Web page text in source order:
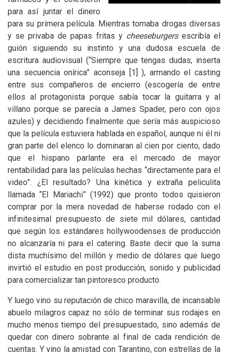
para así juntar el dinero
para su primera película. Mientras tomaba drogas diversas
y se privaba de papas fritas y cheeseburgers escribía el
guión siguiendo su instinto y una dudosa escuela de
escritura audiovisual (“Siempre que tengas dudas, inserta
una secuencia onírica” aconseja [1]), armando el casting
entre sus compañeros de encierro (escogería de entre
ellos al protagonista porque sabía tocar la guitarra y al
villano porque se parecía a James Spader, pero con ojos
azules) y decidiendo finalmente que sería más auspicioso
que la película estuviera hablada en español, aunque ni él ni
gran parte del elenco lo dominaran al cien por ciento, dado
que el hispano parlante era el mercado de mayor
rentabilidad para las películas hechas “directamente para el
video”. ¿El resultado? Una kinética y extraña peliculita
llamada “El Mariachi” (1992) que pronto todos quisieron
comprar por la mera novedad de haberse rodado con el
infinitesimal presupuesto de siete mil dólares, cantidad
que según los estándares hollywoodenses de producción
no alcanzaría ni para el catering. Baste decir que la suma
dista muchísimo del millón y medio de dólares que luego
invirtió el estudio en post producción, sonido y publicidad
para comercializar tan pintoresco producto.
Y luego vino su reputación de chico maravilla, de incansable
abuelo milagros capaz no sólo de terminar sus rodajes en
mucho menos tiempo del presupuestado, sino además de
quedar con dinero sobrante al final de cada rendición de
cuentas. Y vino la amistad con Tarantino, con estrellas de la